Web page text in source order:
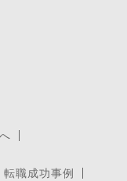
転職成功事例